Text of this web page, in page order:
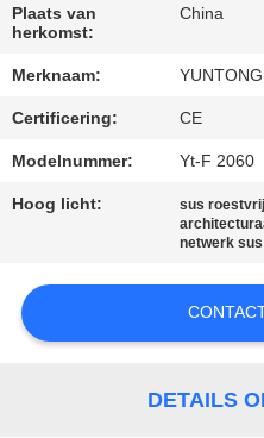
ONS
NIEUWS
VERZOEK
OM EEN
SITEMAP
Plaats van
herkomst:
China
Merknaam: YUNTONG
Certificering: CE
Modelnummer: Yt-F 2060
Hoog licht: sus
netwerk sus
DETAILS